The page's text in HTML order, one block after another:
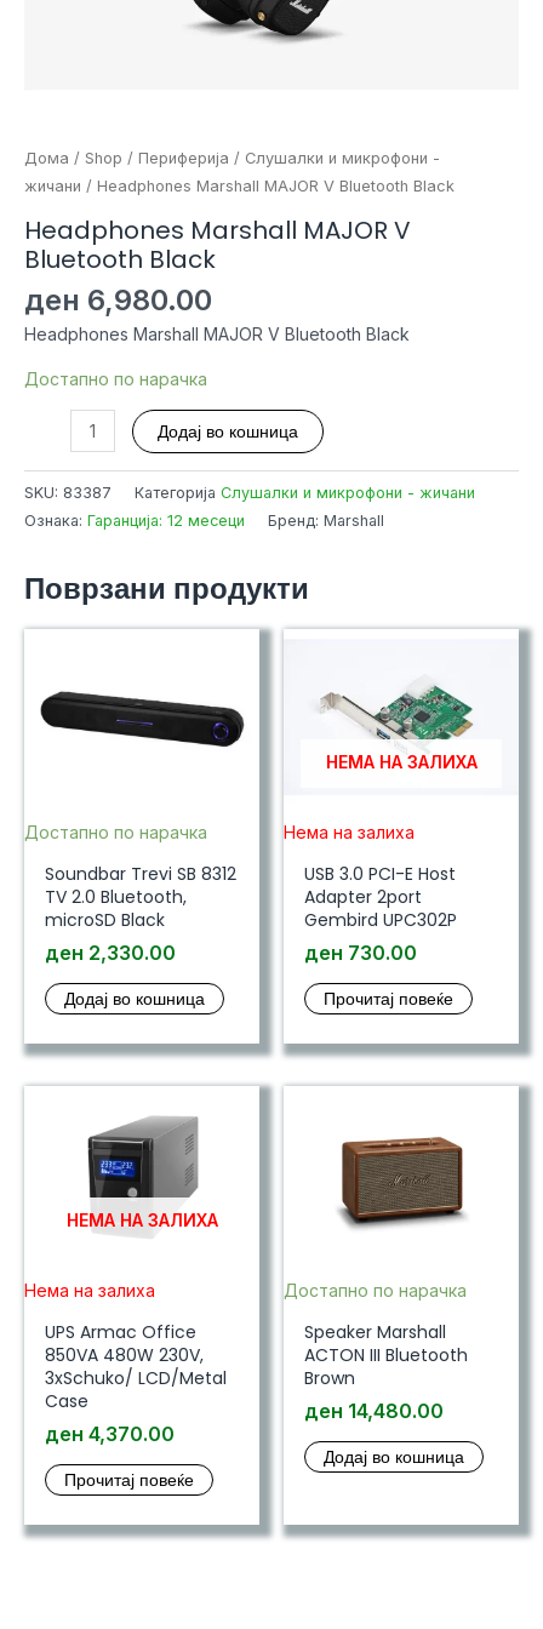
Дома / Shop / Периферија / Слушалки и микрофони -
жичани / Headphones Marshall MAJOR V Bluetooth Black
Headphones Marshall MAJOR V
Bluetooth Black
ден 6,980.00
Headphones Marshall MAJOR V Bluetooth Black
Достапно по нарачка
Headphones
Marshall
MAJOR
количина
Додај во кошница
SKU: 83387 Категорија Слушалки и микрофони - жичани
Ознака: Гаранција: 12 месеци Бренд: Marshall
Поврзани продукти
Достапно по нарачка
Soundbar Trevi SB 8312
TV 2.0 Bluetooth,
microSD Black
ден 2,330.00
Додај во кошница
НЕМА НА ЗАЛИХА
Нема на залиха
USB 3.0 PCI-E Host
Adapter 2port
Gembird UPC302P
ден 730.00
Прочитај повеќе
НЕМА НА ЗАЛИХА
Нема на залиха
UPS Armac Office
850VA 480W 230V,
3xSchuko/ LCD/Metal
Case
ден 4,370.00
Прочитај повеќе
Достапно по нарачка
Speaker Marshall
ACTON III Bluetooth
Brown
ден 14,480.00
Додај во кошница